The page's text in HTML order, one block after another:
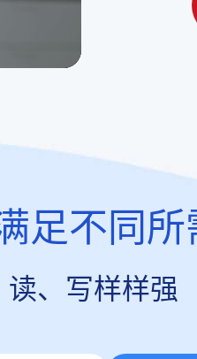
足不同所
、写样样强